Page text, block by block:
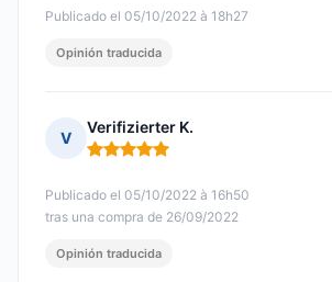
Publicado el 05/10/2022 à 18h27
Opinión traducida
V
Verifizierter K.
Nota: 5 de 5
Publicado el 05/10/2022 à 16h50
tras una compra de 26/09/2022
Opinión traducida